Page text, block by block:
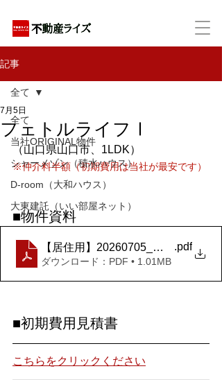
記事
全て
当社ORIGINAL物件
シャーメゾン（積水ハウス）
D-room（大和ハウス）
大東建託（いい部屋ネット）
全て
フェトルライフⅠ
7月5日
（山口県山口市、1LDK）
※仲介料半額（初期費用は当社が最安です）
■物件資料
【居住用】20260705_フェトル
.pdf
ダウンロード：PDF • 1.01MB
■初期費用見積書
こちらをクリックください